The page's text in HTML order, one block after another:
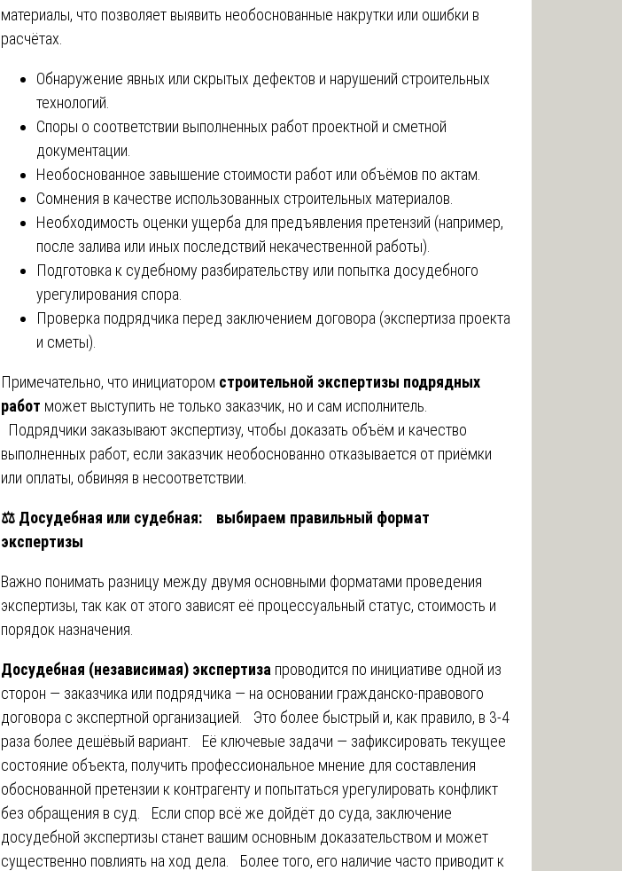
материалы, что позволяет выявить необоснованные накрутки или ошибки в
расчётах.
Обнаружение явных или скрытых дефектов и нарушений строительных
технологий.
Споры о соответствии выполненных работ проектной и сметной
документации.
Необоснованное завышение стоимости работ или объёмов по актам.
Сомнения в качестве использованных строительных материалов.
Необходимость оценки ущерба для предъявления претензий (например,
после залива или иных последствий некачественной работы).
Подготовка к судебному разбирательству или попытка досудебного
урегулирования спора.
Проверка подрядчика перед заключением договора (экспертиза проекта
и сметы).
Примечательно, что инициатором строительной экспертизы подрядных
работ может выступить не только заказчик, но и сам исполнитель.
Подрядчики заказывают экспертизу, чтобы доказать объём и качество
выполненных работ, если заказчик необоснованно отказывается от приёмки
или оплаты, обвиняя в несоответствии.
⚖️ Досудебная или судебная: выбираем правильный формат
экспертизы
Важно понимать разницу между двумя основными форматами проведения
экспертизы, так как от этого зависят её процессуальный статус, стоимость и
порядок назначения.
Досудебная (независимая) экспертиза проводится по инициативе одной из
сторон — заказчика или подрядчика — на основании гражданско-правового
договора с экспертной организацией. Это более быстрый и, как правило, в 3-4
раза более дешёвый вариант. Её ключевые задачи — зафиксировать текущее
состояние объекта, получить профессиональное мнение для составления
обоснованной претензии к контрагенту и попытаться урегулировать конфликт
без обращения в суд. Если спор всё же дойдёт до суда, заключение
досудебной экспертизы станет вашим основным доказательством и может
существенно повлиять на ход дела. Более того, его наличие часто приводит к